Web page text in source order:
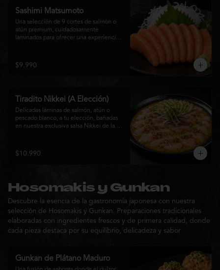
Sashimi Matsumoto
Una selección de 9 cortes de salmón o
atún premium, cuidadosamente
laminados para ofrecer una experiencia
$9.990
Tiradito Nikkei (A Elección)
Delicadas láminas de salmón, atún o
pescado blanco, a tu elección, bañadas
en nuestra exclusiva salsa Nikkei de la
palta, cebolla morada, ají fresco, brotes y
sésamo, ofreciendo una experiencia
$10.990
Hosomakis y Gunkan
Descubre la esencia de la gastronomía japonesa con nuestra
selección de Hosomakis y Gunkan. Preparaciones tradicionales
elaboradas con ingredientes frescos y de primera calidad, donde
cada pieza destaca por su equilibrio, delicadeza y sabor
Gunkan de Plátano Maduro